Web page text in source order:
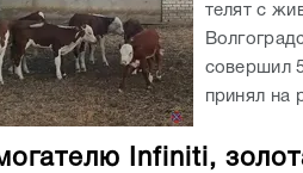
телят с
совершил
принял на
Infiniti,